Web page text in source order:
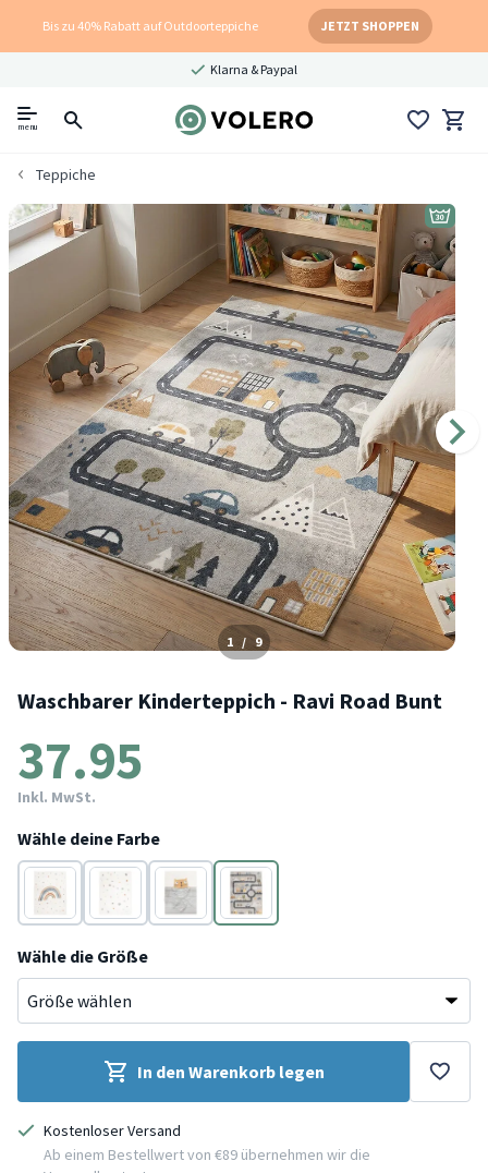
Bis zu 40% Rabatt auf Outdoorteppiche JETZT SHOPPEN
Klarna & Paypal
menu
Teppiche
1 / 9
Waschbarer Kinderteppich - Ravi Road Bunt
37.95
Inkl. MwSt.
Wähle deine Farbe
Bunt Bunt Bunt
Bunt
Wähle die Größe
In den Warenkorb legen
Kostenloser Versand
Ab einem Bestellwert von €89 übernehmen wir die